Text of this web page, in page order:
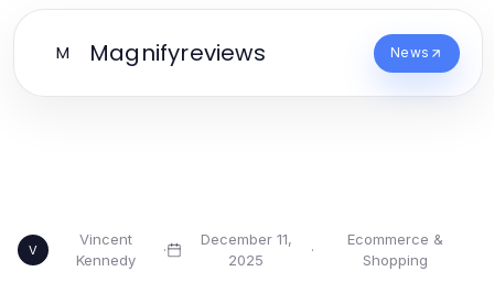
M Magnifyreviews News
V
Vincent
Kennedy
·
December 11,
2025
·
Ecommerce &
Shopping